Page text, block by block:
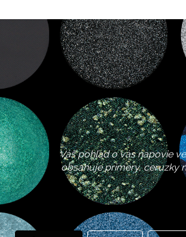
Váš pohľad o vás napovie
obsahuje primery, ceruzky